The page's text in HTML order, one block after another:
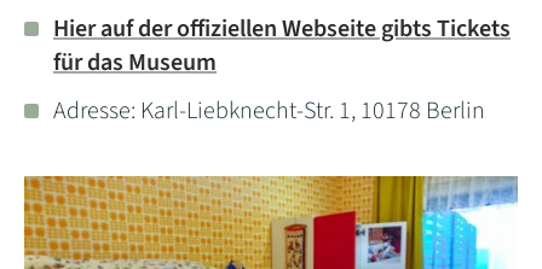
Hier auf der offiziellen Webseite gibts Tickets
für das Museum
Adresse: Karl-Liebknecht-Str. 1, 10178 Berlin